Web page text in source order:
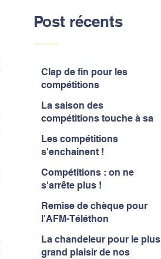
Post récents
Clap de fin pour les
compétitions
La saison des
compétitions touche à sa
Les compétitions
s'enchainent !
Compétitions : on ne
s'arrête plus !
Remise de chèque pour
l'AFM-Téléthon
La chandeleur pour le plus
grand plaisir de nos